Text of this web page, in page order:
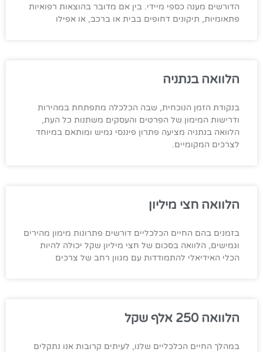
הדורשים מענה כספי מיידי. בין אם מדובר בהוצאות רפואיות
פתאומיות, תיקונים דחופים בבית או ברכב, או אפילו
הלוואה בנתניה
בנקודת הזמן הנוכחית, שבה הכלכלה מתפתחת במהירות
ודרישות המימון של הפרטים והעסקים משתנות כל העת,
הלוואה בנתניה מציעה פתרון פיננסי גמיש ומותאם במיוחד
לצרכים המקומיים.
הלוואה חצי מיליון
בזמנים בהם החיים הכלכליים דורשים פתרונות מימון מהירים
וגמישים, הלוואה בסכום של חצי מיליון שקל יכולה להיות
הכלי האידיאלי להתמודדות עם מגוון רחב של צרכים
הלוואה 250 אלף שקל
במהלך החיים הכלכליים שלנו, לעיתים קרובות אנו נתקלים